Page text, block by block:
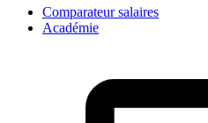
Comparateur salaires
Académie